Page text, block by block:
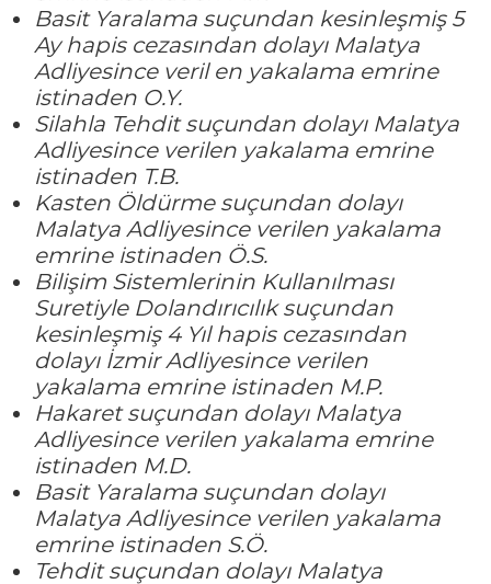
Basit Yaralama suçundan kesinleşmiş 5
Ay hapis cezasından dolayı Malatya
Adliyesince veril en yakalama emrine
istinaden O.Y.
Silahla Tehdit suçundan dolayı Malatya
Adliyesince verilen yakalama emrine
istinaden T.B.
Kasten Öldürme suçundan dolayı
Malatya Adliyesince verilen yakalama
emrine istinaden Ö.S.
Bilişim Sistemlerinin Kullanılması
Suretiyle Dolandırıcılık suçundan
kesinleşmiş 4 Yıl hapis cezasından
dolayı İzmir Adliyesince verilen
yakalama emrine istinaden M.P.
Hakaret suçundan dolayı Malatya
Adliyesince verilen yakalama emrine
istinaden M.D.
Basit Yaralama suçundan dolayı
Malatya Adliyesince verilen yakalama
emrine istinaden S.Ö.
Tehdit suçundan dolayı Malatya